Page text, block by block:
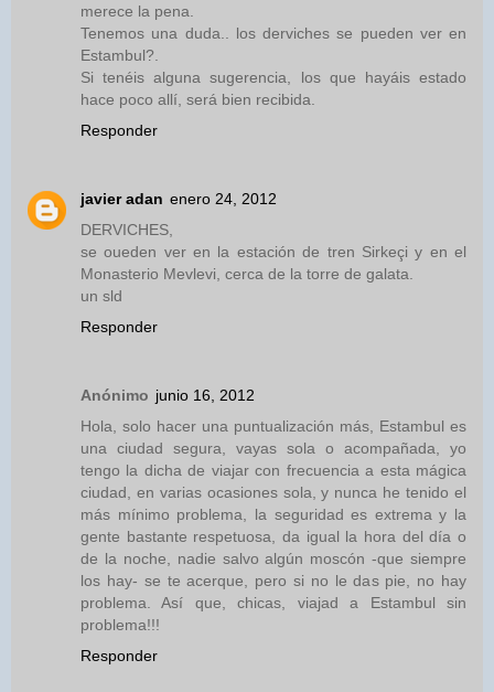
merece la pena.
Tenemos una duda.. los derviches se pueden ver en
Estambul?.
Si tenéis alguna sugerencia, los que hayáis estado
hace poco allí, será bien recibida.
Responder
javier adan enero 24, 2012
DERVICHES,
se oueden ver en la estación de tren Sirkeçi y en el
Monasterio Mevlevi, cerca de la torre de galata.
un sld
Responder
Anónimo junio 16, 2012
Hola, solo hacer una puntualización más, Estambul es
una ciudad segura, vayas sola o acompañada, yo
tengo la dicha de viajar con frecuencia a esta mágica
ciudad, en varias ocasiones sola, y nunca he tenido el
más mínimo problema, la seguridad es extrema y la
gente bastante respetuosa, da igual la hora del día o
de la noche, nadie salvo algún moscón -que siempre
los hay- se te acerque, pero si no le das pie, no hay
problema. Así que, chicas, viajad a Estambul sin
problema!!!
Responder